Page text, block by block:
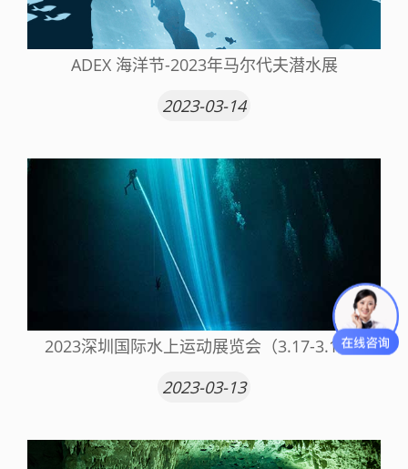
ADEX 海洋节-2023年马尔代夫潜水展
2023-03-14
2023深圳国际水上运动展览会（3.17-3.19）
2023-03-13